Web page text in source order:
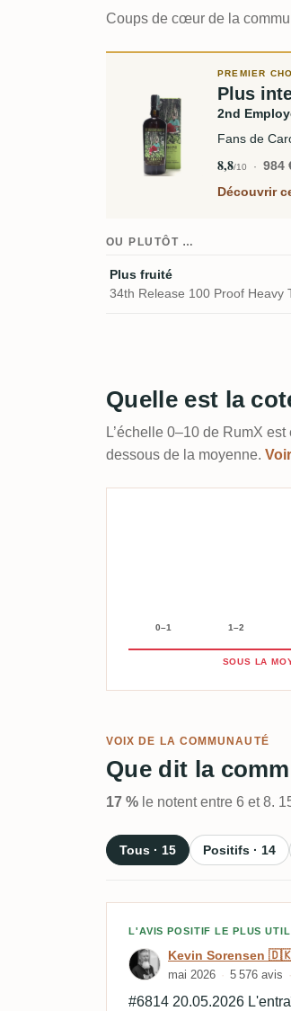
Coups de cœur de la
PREMIER
Plus
2nd
Fans de
8,8/10
984
Découvrir
OU PLUTÔT …
Plus fruité
34th Release 100 Proof Heavy
Quelle est la
L’échelle 0–10 de RumX est
dessous de la moyenne.
0–1 1–2
SOUS LA
VOIX DE LA COMMUNAUTÉ
Que dit la
17 % le notent entre 6 et 8.
Tous · 15 Positifs · 14
Avis de Kevin
L'AVIS POSITIF LE PLUS
Kevin Sorensen
mai 2026 5 576 avis
#6814 20.05.2026